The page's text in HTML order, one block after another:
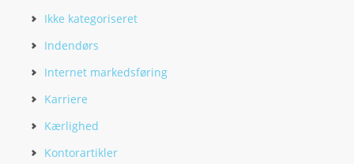
Ikke kategoriseret
Indendørs
Internet markedsføring
Karriere
Kærlighed
Kontorartikler